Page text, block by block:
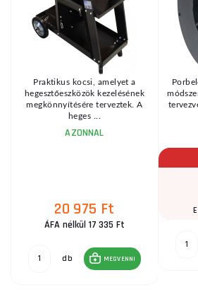
Praktikus kocsi, amelyet a
hegesztőeszközök kezelésének
megkönnyítésére terveztek. A
heges ...
AZONNAL
20 975 Ft
ÁFA nélkül 17 335 Ft
db MEGVENNI